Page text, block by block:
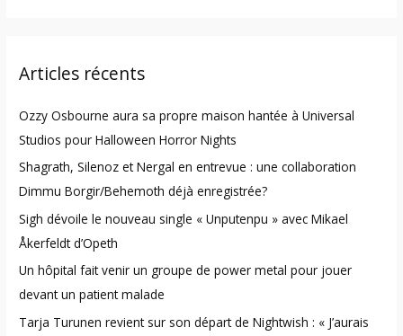
c
f
o
r
:
Articles récents
Ozzy Osbourne aura sa propre maison hantée à Universal
Studios pour Halloween Horror Nights
Shagrath, Silenoz et Nergal en entrevue : une collaboration
Dimmu Borgir/Behemoth déjà enregistrée?
Sigh dévoile le nouveau single « Unputenpu » avec Mikael
Åkerfeldt d’Opeth
Un hôpital fait venir un groupe de power metal pour jouer
devant un patient malade
Tarja Turunen revient sur son départ de Nightwish : « J’aurais